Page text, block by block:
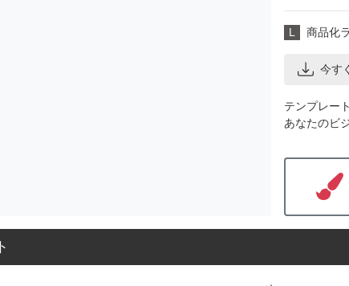
L 商品化
今す
テンプレー
あなたのビ